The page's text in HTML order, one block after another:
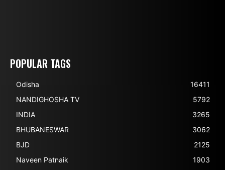
POPULAR TAGS
Odisha
16411
NANDIGHOSHA TV
5792
INDIA
3265
BHUBANESWAR
3062
BJD
2125
Naveen Patnaik
1903